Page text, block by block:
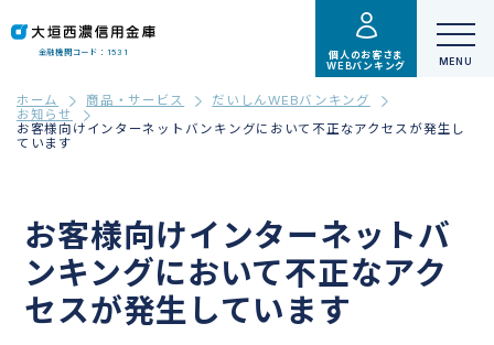
金融機関コード：1531
個人のお客さま
WEBバンキング
ホーム 商品・サービス
だいしんWEBバンキング
お知らせ
お客様向けインターネットバンキングにおいて不正なアクセスが発生し
ています
お客様向けインターネットバ
ンキングにおいて不正なアク
セスが発生しています